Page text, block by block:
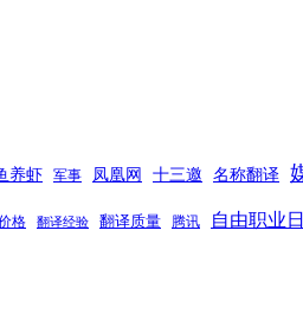
养虾 军事 凤凰网 十三邀 名称翻译
格 翻译经验 翻译质量 腾讯 自由职业